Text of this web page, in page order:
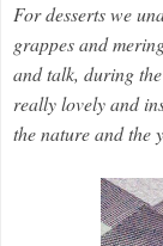
For desserts we
grappes and
and talk, during
really lovely and
the nature and the